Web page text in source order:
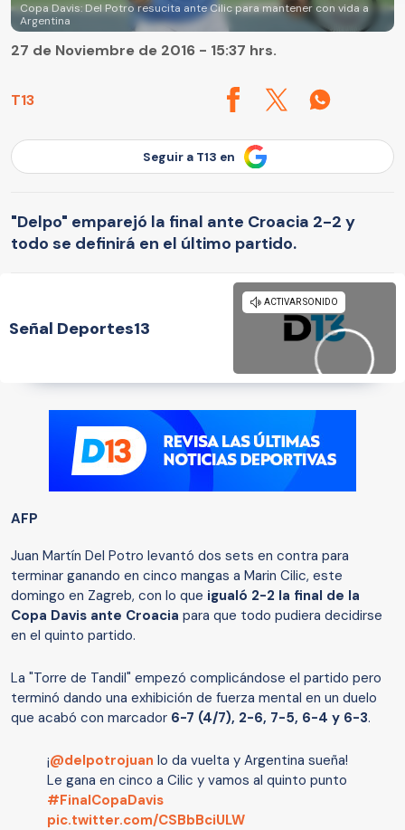
Copa Davis: Del Potro resucita ante Cilic para mantener con vida a
Argentina
T13
27 de Noviembre de 2016 - 15:37 hrs.
Seguir a T13 en
"Delpo" emparejó la final ante Croacia 2-2 y
todo se definirá en el último partido.
Señal Deportes13
AFP
Juan Martín Del Potro levantó dos sets en contra para
terminar ganando en cinco mangas a Marin Cilic, este
domingo en Zagreb, con lo que igualó 2-2 la final de la
Copa Davis ante Croacia para que todo pudiera decidirse
en el quinto partido.
La "Torre de Tandil" empezó complicándose el partido pero
terminó dando una exhibición de fuerza mental en un duelo
que acabó con marcador 6-7 (4/7), 2-6, 7-5, 6-4 y 6-3.
¡@delpotrojuan lo da vuelta y Argentina sueña!
Le gana en cinco a Cilic y vamos al quinto punto
#FinalCopaDavis
pic.twitter.com/CSBbBciULW